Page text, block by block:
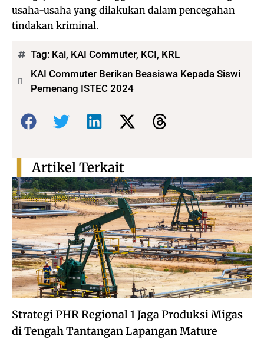
usaha-usaha yang dilakukan dalam pencegahan
tindakan kriminal.
Tag: Kai, KAI Commuter, KCI, KRL
KAI Commuter Berikan Beasiswa Kepada Siswi
Pemenang ISTEC 2024
Bagikan:
Strategi PHR Regional 1 Jaga Produksi Migas
di Tengah Tantangan Lapangan Mature
Artikel Terkait